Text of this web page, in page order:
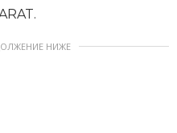
НИЖЕ